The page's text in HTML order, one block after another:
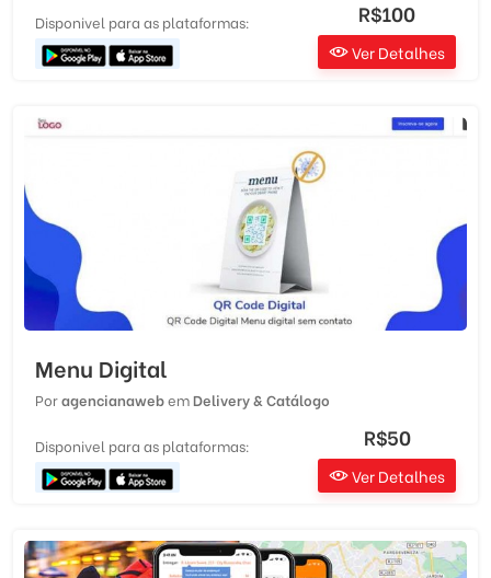
Disponivel para as plataformas: R$100
Ver Detalhes
Menu Digital
PoragencianawebemDelivery & Catálogo
Disponivel para as plataformas: R$50
Ver Detalhes